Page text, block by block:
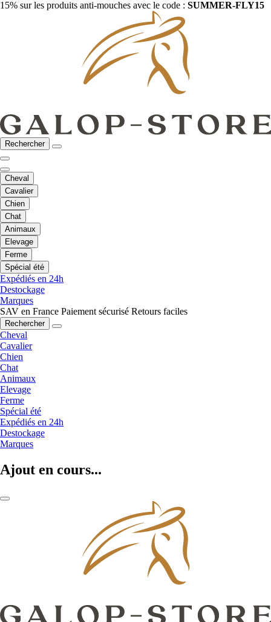
15% sur les produits anti-mouches avec le code : SUMMER-FLY15
Rechercher
Cheval
Cavalier
Chien
Chat
Animaux
Elevage
Ferme
Spécial été
Expédiés en 24h
Destockage
Marques
SAV en France Paiement sécurisé Retours faciles
Rechercher
Cheval
Cavalier
Chien
Chat
Animaux
Elevage
Ferme
Spécial été
Expédiés en 24h
Destockage
Marques
Ajout en cours...